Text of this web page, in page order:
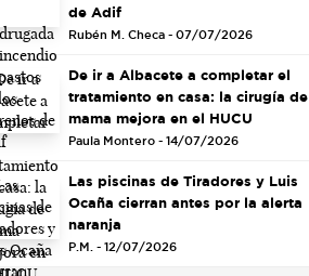
de Adif
Rubén M. Checa - 07/07/2026
De ir a Albacete a completar el
tratamiento en casa: la cirugía de
mama mejora en el HUCU
Paula Montero - 14/07/2026
Las piscinas de Tiradores y Luis
Ocaña cierran antes por la alerta
naranja
P.M. - 12/07/2026